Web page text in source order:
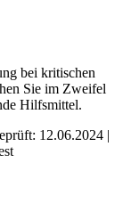
bei kritischen
Sie im Zweifel
Hilfsmittel.
12.06.2024 |